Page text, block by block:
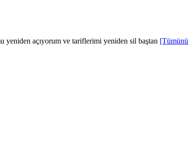
yeniden açıyorum ve tariflerimi yeniden sil baştan [Tümünü